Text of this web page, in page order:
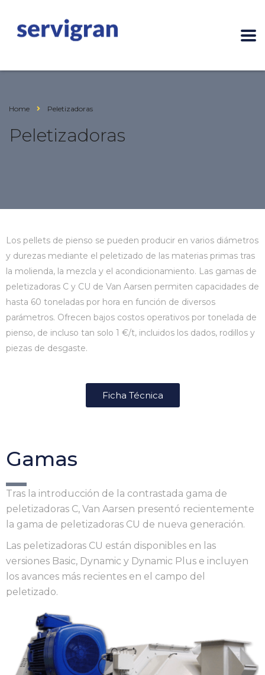
Home Peletizadoras
Peletizadoras
Los pellets de pienso se pueden producir en varios diámetros
y durezas mediante el peletizado de las materias primas tras
la molienda, la mezcla y el acondicionamiento. Las gamas de
peletizadoras C y CU de Van Aarsen permiten capacidades de
hasta 60 toneladas por hora en función de diversos
parámetros. Ofrecen bajos costos operativos por tonelada de
pienso, de incluso tan solo 1 €/t, incluidos los dados, rodillos y
piezas de desgaste.
Ficha Técnica
Gamas
Tras la introducción de la contrastada gama de
peletizadoras C, Van Aarsen presentó recientemente
la gama de peletizadoras CU de nueva generación.
Las peletizadoras CU están disponibles en las
versiones Basic, Dynamic y Dynamic Plus e incluyen
los avances más recientes en el campo del
peletizado.